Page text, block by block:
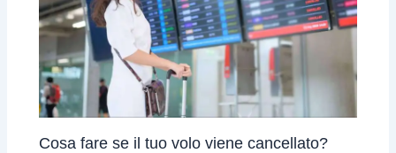
Cosa fare se il tuo volo viene cancellato?